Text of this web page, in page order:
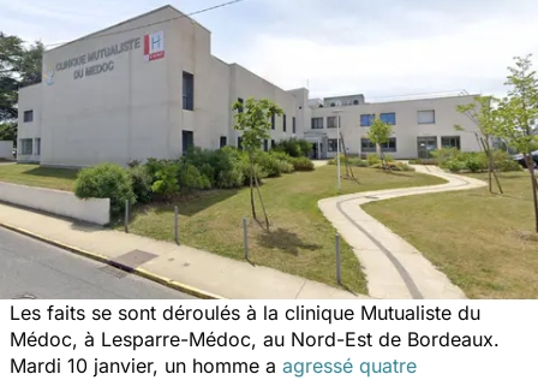
Les faits se sont déroulés à la clinique Mutualiste du
Médoc, à Lesparre-Médoc, au Nord-Est de Bordeaux.
Mardi 10 janvier, un homme a agressé quatre